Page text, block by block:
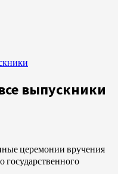
выпускники
церемонии вручения